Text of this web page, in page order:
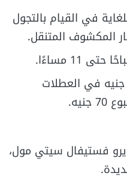
في القيام بالتجول
المكشوف المتنقل.
اسعار تذاكر الدخول هي 80 جنيه في العطلات
فستيفال سيتي مول،